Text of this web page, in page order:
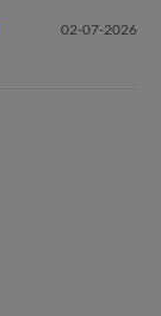
02-07-2026